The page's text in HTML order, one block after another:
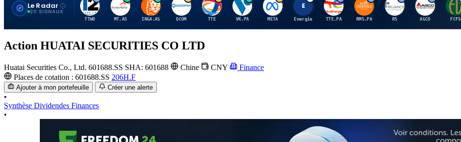
Le Radar
20 SIGNAUX
T
TTWO
A
MT.AS
I
INGA.AS
Q
QCOM
T
TTE
V
VK.PA
M
META
E
Energie
T
TTE.PA
H
RMS.PA
R
RS
A
AGCO
F
FCFS
Action HUATAI SECURITIES CO LTD
Huatai Securities Co., Ltd. 601688.SS SHA: 601688 Chine CNY
Finance
Places de cotation : 601688.SS 206H.F
Ajouter à mon portefeuille Créer une alerte
•
Synthèse Dividendes Finances
•